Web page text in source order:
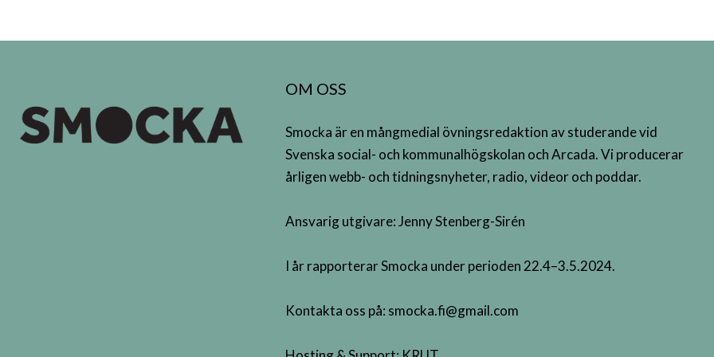
OM OSS
Smocka är en mångmedial övningsredaktion av studerande vid
Svenska social- och kommunalhögskolan och Arcada. Vi producerar
årligen webb- och tidningsnyheter, radio, videor och poddar.
Ansvarig utgivare: Jenny Stenberg-Sirén
I år rapporterar Smocka under perioden 22.4–3.5.2024.
Kontakta oss på: smocka.fi@gmail.com